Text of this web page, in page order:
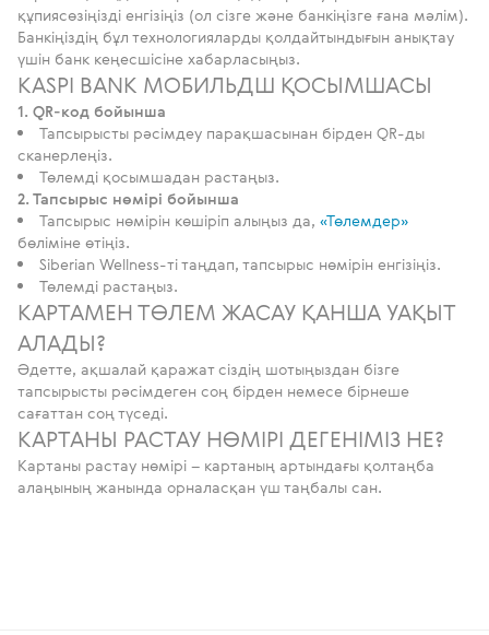
құпиясөзіңізді енгізіңіз (ол сізге және банкіңізге ғана мәлім).
Банкіңіздің бұл технологияларды қолдайтындығын анықтау
үшін банк кеңесшісіне хабарласыңыз.
KASPI BANK МОБИЛЬДШ ҚОСЫМШАСЫ
1. QR-код бойынша
Тапсырысты рәсімдеу парақшасынан бірден QR-ды
сканерлеңіз.
Төлемді қосымшадан растаңыз.
2. Тапсырыс нөмірі бойынша
Тапсырыс нөмірін көшіріп алыңыз да, «Төлемдер»
бөліміне өтіңіз.
Siberian Wellness-ті таңдап, тапсырыс нөмірін енгізіңіз.
Төлемді растаңыз.
КАРТАМЕН ТӨЛЕМ ЖАСАУ ҚАНША УАҚЫТ
АЛАДЫ?
Әдетте, ақшалай қаражат сіздің шотыңыздан бізге
тапсырысты рәсімдеген соң бірден немесе бірнеше
сағаттан соң түседі.
КАРТАНЫ РАСТАУ НӨМІРІ ДЕГЕНІМІЗ НЕ?
Картаны растау нөмірі – картаның артындағы қолтаңба
алаңының жанында орналасқан үш таңбалы сан.